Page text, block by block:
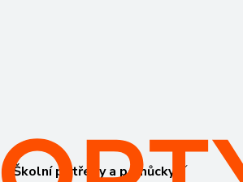
Školní potřeby a pomůcky